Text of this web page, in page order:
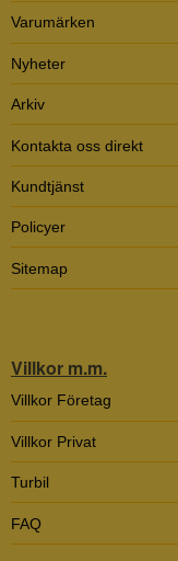
Varumärken
Nyheter
Arkiv
Kontakta oss direkt
Kundtjänst
Policyer
Sitemap
Villkor m.m.
Villkor Företag
Villkor Privat
Turbil
FAQ